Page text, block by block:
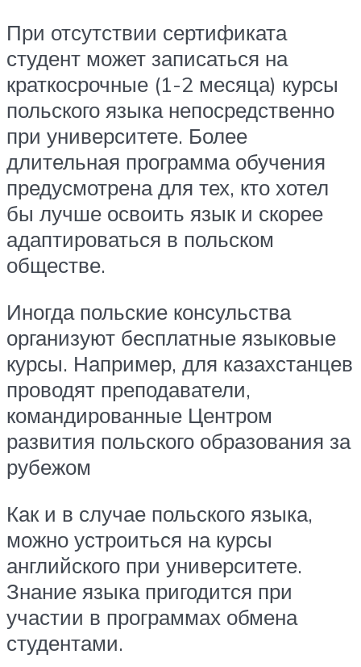
При отсутствии сертификата
студент может записаться на
краткосрочные (1-2 месяца) курсы
польского языка непосредственно
при университете. Более
длительная программа обучения
предусмотрена для тех, кто хотел
бы лучше освоить язык и скорее
адаптироваться в польском
обществе.
Иногда польские консульства
организуют бесплатные языковые
курсы. Например, для казахстанцев
проводят преподаватели,
командированные Центром
развития польского образования за
рубежом
Как и в случае польского языка,
можно устроиться на курсы
английского при университете.
Знание языка пригодится при
участии в программах обмена
студентами.